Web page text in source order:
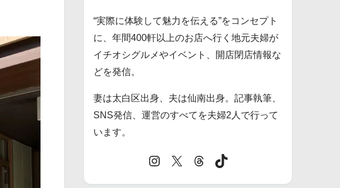
“実際に体験して魅力を伝える”をコンセプト
に、年間400軒以上のお店へ行く地元夫婦が
イチオシグルメやイベント、開店閉店情報な
どを発信。
妻は太白区出身、夫は仙南出身。記事執筆、
SNS発信、運営のすべてを夫婦2人で行って
います。